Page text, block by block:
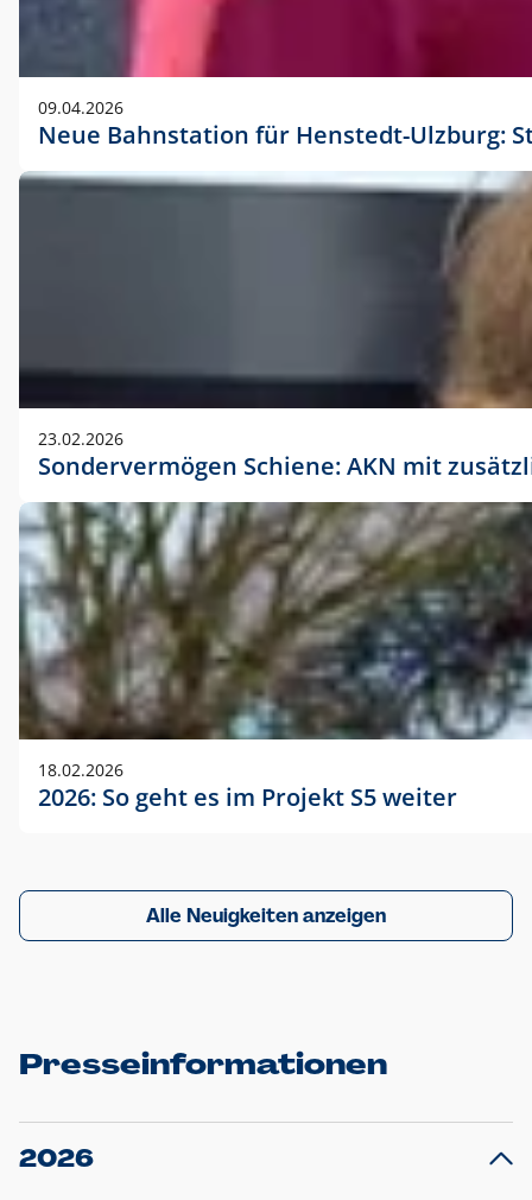
09.04.2026
Neue Bahnstation für Henstedt-Ulzburg:
23.02.2026
Sondervermögen Schiene: AKN mit
18.02.2026
2026: So geht es im Projekt S5 weiter
Alle Neuigkeiten anzeigen
Presseinformationen
2026